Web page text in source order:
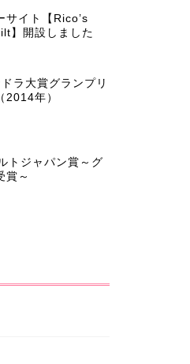
サイト【Rico’s
】開設しました
ラ大賞グランプリ
2014年）
トジャパン賞～グ
賞～